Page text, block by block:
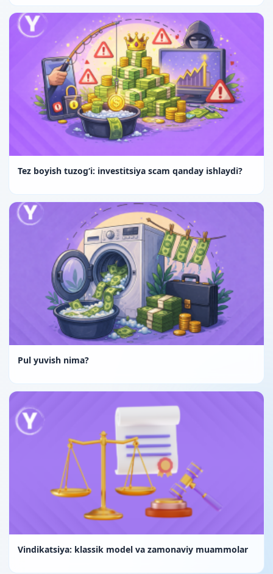
Tez boyish tuzog‘i: investitsiya scam qanday ishlaydi?
Pul yuvish nima?
Vindikatsiya: klassik model va zamonaviy muammolar